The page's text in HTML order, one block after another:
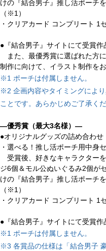
けの『結合男子』推し活ポーチ
（※1）
・クリアカード コンプリート 1
●『結合男子』サイトにて受賞作
また、最優秀賞に選ばれた方
制作に向けて、イラスト制作を
※1 ポーチは付属しません。
※2 企画内容やタイミングによ
ことです。あらかじめご了承くだ
―優秀賞（最大3名様）―
●オリジナルグッズの詰め合わせ
・選べる！推し活ポーチ用中身
受賞後、好きなキャラクター
ジ6個＆モル公ぬいぐるみ2個が
けの『結合男子』推し活ポーチ
（※1）
・クリアカード コンプリート 1
●『結合男子』サイトにて受賞作
※1 ポーチは付属しません。
※3 各賞品の仕様は「結合男子